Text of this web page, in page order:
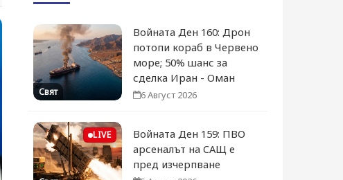
Свят
Войната Ден 160: Дрон
потопи кораб в Червено
море; 50% шанс за
сделка Иран - Оман
6 Август 2026
LIVE
Войната Ден 159: ПВО
арсеналът на САЩ е
пред изчерпване